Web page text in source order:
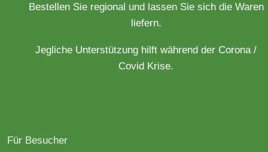
Bestellen Sie regional und lassen Sie sich die Waren
liefern.
Jegliche Unterstützung hilft während der Corona /
Covid Krise.
Für Besucher